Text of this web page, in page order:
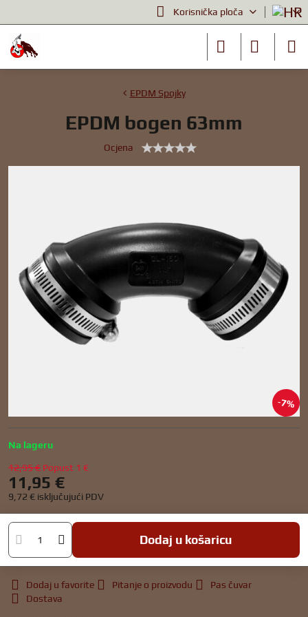
Korisnička ploča
7%
EPDM Spojky
EPDM bogen 63mm
Ocjena
Na lageru
12,95 € Popust 1 €
11,95 €
9,72 € isključujući PDV
Dodaj u košaricu
Dodaj u favorite Pitanje o proizvodu
Pas čuvar
Dostava